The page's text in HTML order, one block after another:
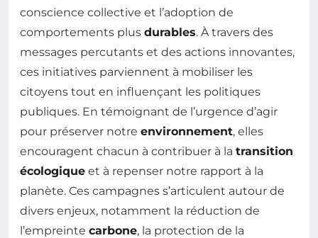
conscience collective et l’adoption de
comportements plus durables. À travers des
messages percutants et des actions innovantes,
ces initiatives parviennent à mobiliser les
citoyens tout en influençant les politiques
publiques. En témoignant de l’urgence d’agir
pour préserver notre environnement, elles
encouragent chacun à contribuer à la transition
écologique et à repenser notre rapport à la
planète. Ces campagnes s’articulent autour de
divers enjeux, notamment la réduction de
l’empreinte carbone, la protection de la